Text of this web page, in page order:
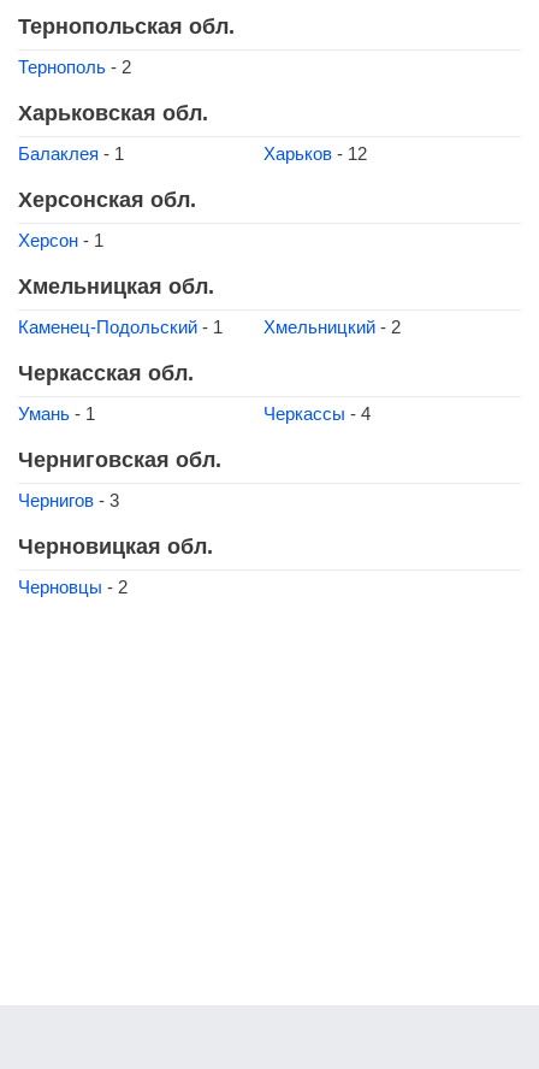
Тернопольская обл.
Тернополь - 2
Харьковская обл.
Балаклея - 1 Харьков - 12
Херсонская обл.
Херсон - 1
Хмельницкая обл.
Каменец-Подольский - 1 Хмельницкий - 2
Черкасская обл.
Умань - 1 Черкассы - 4
Черниговская обл.
Чернигов - 3
Черновицкая обл.
Черновцы - 2